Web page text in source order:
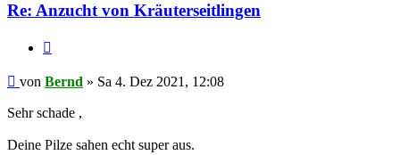
Re: Anzucht von Kräuterseitlingen
Beitrag
von Bernd » Sa 4. Dez 2021, 12:08
Sehr schade ,
Deine Pilze sahen echt super aus.